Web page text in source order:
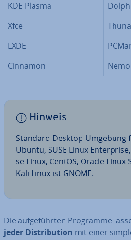
KDE Plasma
Xfce
LXDE
Cinnamon
Nemo
Hinweis
Standard-Desktop-Umgebung
Ubuntu, SUSE Linux
se Linux, CentOS, Oracle Linux
Kali Linux ist GNOME.
Die auf­ge­führ­ten Programme
jeder Dis­tri­bu­ti­on mit einer